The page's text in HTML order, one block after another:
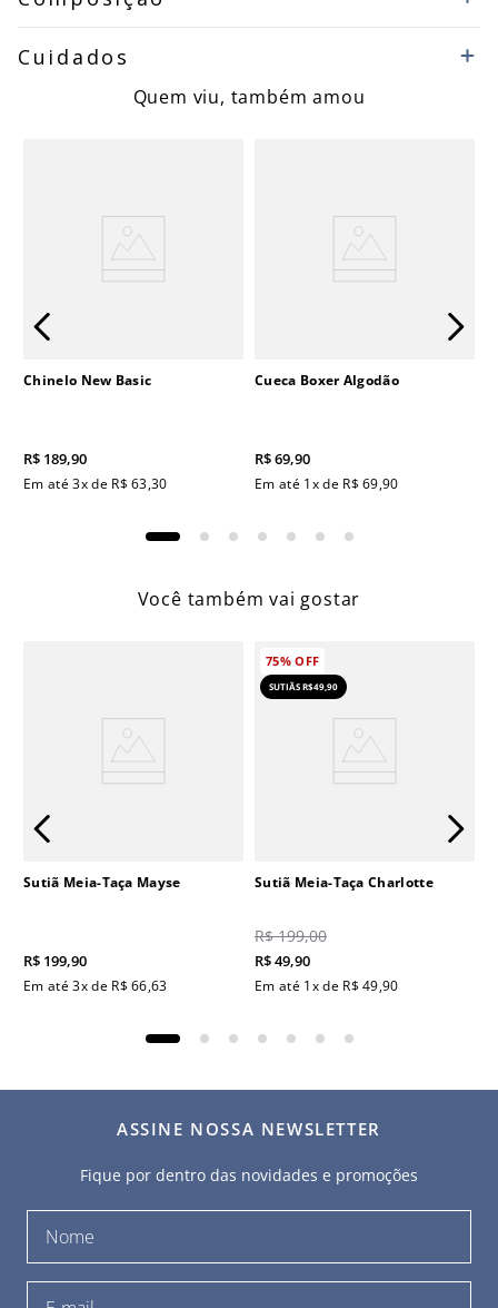
Cuidados
Quem viu, também amou
Chinelo New Basic
R$ 189,90
Em até3x de R$ 63,30
Cueca Boxer Algodão
R$69,90
Em até 1x de R$ 69,90
Você também vai gostar
Sutiã Meia-Taça Mayse
R$ 199,90
Em até3x de R$ 66,63
75%OFF
SUTIÃS R$49,90
Sutiã Meia-Taça Charlotte
R$ 199,00
R$49,90
Em até 1x de R$ 49,90
ASSINE NOSSA NEWSLETTER
Fique por dentro das novidades e promoções